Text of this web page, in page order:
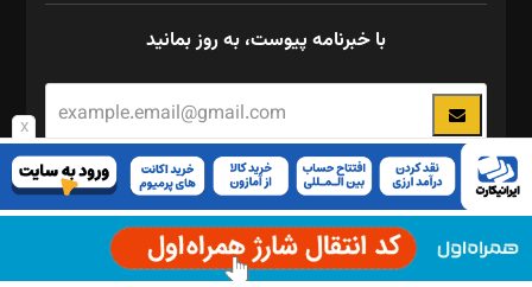
x
با خبرنامه پیوست، به روز بمانید
برای استفاده از ریکپچا بایستی کلید API را در صفحه ی تنظیمات Quform
وارد کنید.
این